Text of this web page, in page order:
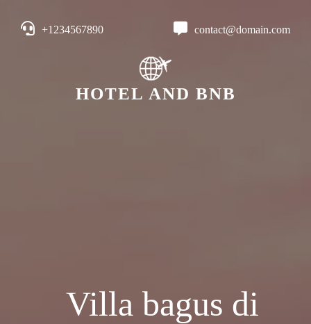
+1234567890 contact@domain.com
HOTEL AND BNB
Villa bagus di